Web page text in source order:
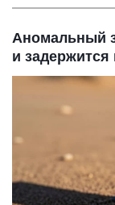
Аномальный
и задержится